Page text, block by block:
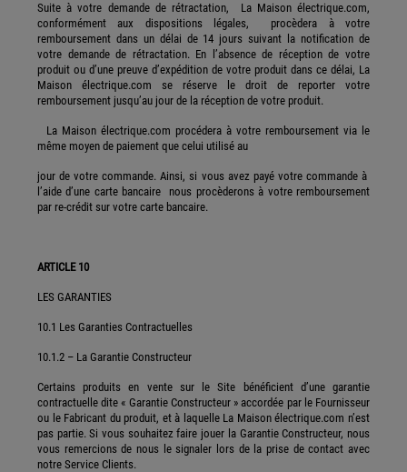
Suite à votre demande de rétractation, La Maison électrique.com,
conformément aux dispositions légales, procèdera à votre
remboursement dans un délai de 14 jours suivant la notification de
votre demande de rétractation. En l’absence de réception de votre
produit ou d’une preuve d’expédition de votre produit dans ce délai, La
Maison électrique.com se réserve le droit de reporter votre
remboursement jusqu’au jour de la réception de votre produit.
La Maison électrique.com procédera à votre remboursement via le
même moyen de paiement que celui utilisé au
jour de votre commande. Ainsi, si vous avez payé votre commande à
l’aide d’une carte bancaire nous procèderons à votre remboursement
par re-crédit sur votre carte bancaire.
ARTICLE 10
LES GARANTIES
10.1 Les Garanties Contractuelles
10.1.2 – La Garantie Constructeur
Certains produits en vente sur le Site bénéficient d’une garantie
contractuelle dite « Garantie Constructeur » accordée par le Fournisseur
ou le Fabricant du produit, et à laquelle La Maison électrique.com n’est
pas partie. Si vous souhaitez faire jouer la Garantie Constructeur, nous
vous remercions de nous le signaler lors de la prise de contact avec
notre Service Clients.